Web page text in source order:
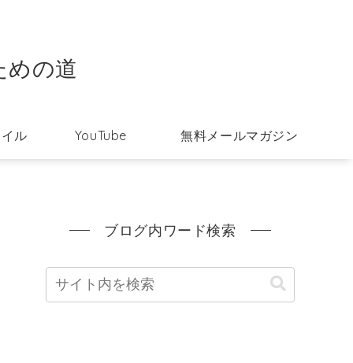
めの道
ル YouTube 無料メールマガジン
ブログ内ワード検索